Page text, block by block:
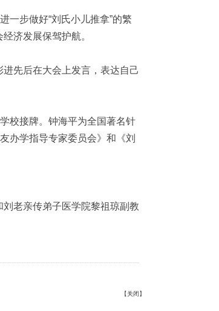
一步做好“刘氏小儿推拿”的繁
济发展保驾护航。
先后在大会上发言，表达自己
校接牌。钟海平为全国著名针
办学指导专家委员会》和《刘
老亲传弟子医学院黎祖琼副教
【关闭】